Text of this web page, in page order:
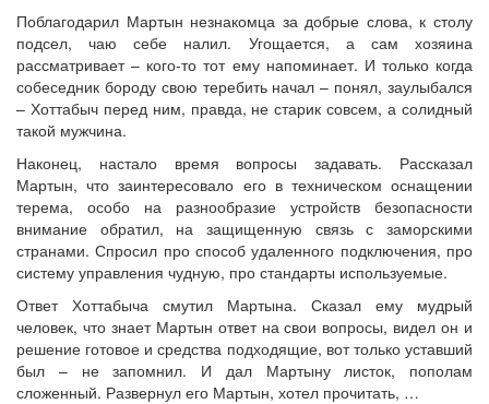
Поблагодарил Мартын незнакомца за добрые слова, к столу
подсел, чаю себе налил. Угощается, а сам хозяина
рассматривает – кого-то тот ему напоминает. И только когда
собеседник бороду свою теребить начал – понял, заулыбался
– Хоттабыч перед ним, правда, не старик совсем, а солидный
такой мужчина.
Наконец, настало время вопросы задавать. Рассказал
Мартын, что заинтересовало его в техническом оснащении
терема, особо на разнообразие устройств безопасности
внимание обратил, на защищенную связь с заморскими
странами. Спросил про способ удаленного подключения, про
систему управления чудную, про стандарты используемые.
Ответ Хоттабыча смутил Мартына. Сказал ему мудрый
человек, что знает Мартын ответ на свои вопросы, видел он и
решение готовое и средства подходящие, вот только уставший
был – не запомнил. И дал Мартыну листок, пополам
сложенный. Развернул его Мартын, хотел прочитать, …